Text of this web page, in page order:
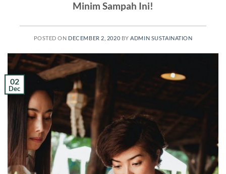
Minim Sampah Ini!
POSTED ON DECEMBER 2, 2020 BYADMIN SUSTAINATION
02
Dec